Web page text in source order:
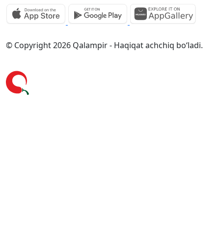
© Copyright 2026 Qalampir - Haqiqat achchiq bo‘ladi.